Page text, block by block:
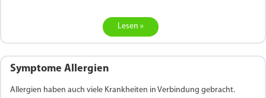
Lesen »
Symptome Allergien
Allergien haben auch viele Krankheiten in Verbindung gebracht.